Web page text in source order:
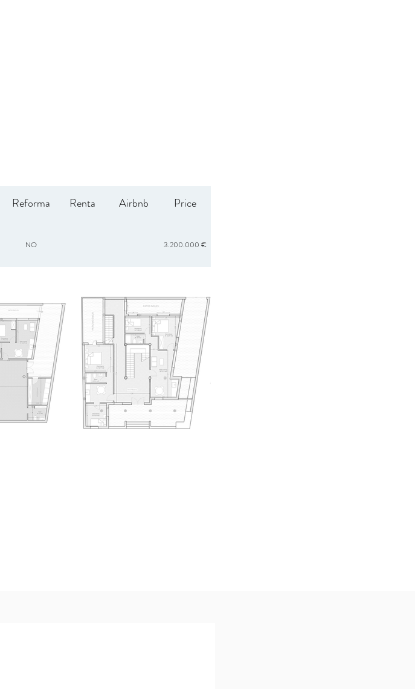
Reforma Renta Airbnb Price
NO 3.200.000 €